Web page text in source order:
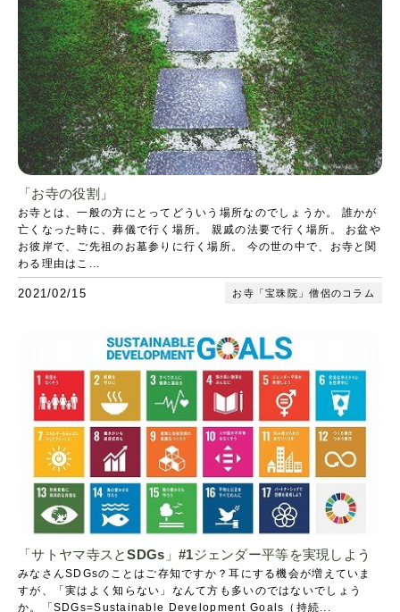
「お寺の役割」
お寺とは、一般の方にとってどういう場所なのでしょうか。 誰かが
亡くなった時に、葬儀で行く場所。 親戚の法要で行く場所。 お盆や
お彼岸で、ご先祖のお墓参りに行く場所。 今の世の中で、お寺と関
わる理由はこ...
2021/02/15 お寺「宝珠院」僧侶のコラム
「サトヤマ寺スとSDGs」#1ジェンダー平等を実現しよう
みなさんSDGsのことはご存知ですか？耳にする機会が増えていま
すが、「実はよく知らない」なんて方も多いのではないでしょう
か。「SDGs=Sustainable Development Goals（持続...